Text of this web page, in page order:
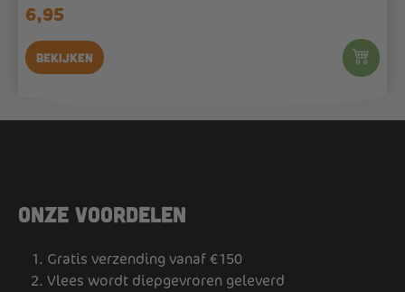
6,95
Bekijken
Onze voordelen
Gratis verzending vanaf €150
Vlees wordt diepgevroren geleverd